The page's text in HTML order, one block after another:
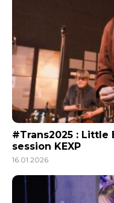
#Trans2025 : Little
session KEXP
16.01.2026